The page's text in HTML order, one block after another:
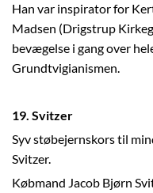
Han var inspirator for
Madsen (Drigstrup
bevægelse i gang over
Grundtvigianismen.
19. Svitzer
Syv støbejernskors til
Svitzer.
Købmand Jacob Bjørn